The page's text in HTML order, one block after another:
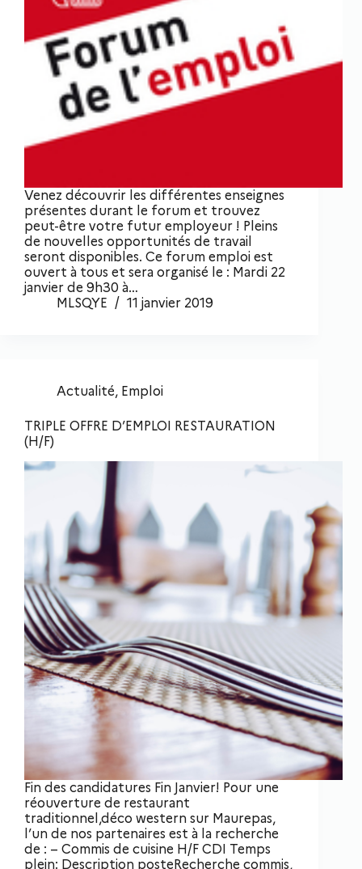
Venez découvrir les différentes enseignes
présentes durant le forum et trouvez
peut-être votre futur employeur ! Pleins
de nouvelles opportunités de travail
seront disponibles. Ce forum emploi est
ouvert à tous et sera organisé le : Mardi 22
janvier de 9h30 à…
MLSQYE
11 janvier 2019
Actualité, Emploi
TRIPLE OFFRE D’EMPLOI RESTAURATION
(H/F)
Fin des candidatures Fin Janvier! Pour une
réouverture de restaurant
traditionnel,déco western sur Maurepas,
l’un de nos partenaires est à la recherche
de : – Commis de cuisine H/F CDI Temps
plein: Description posteRecherche commis,